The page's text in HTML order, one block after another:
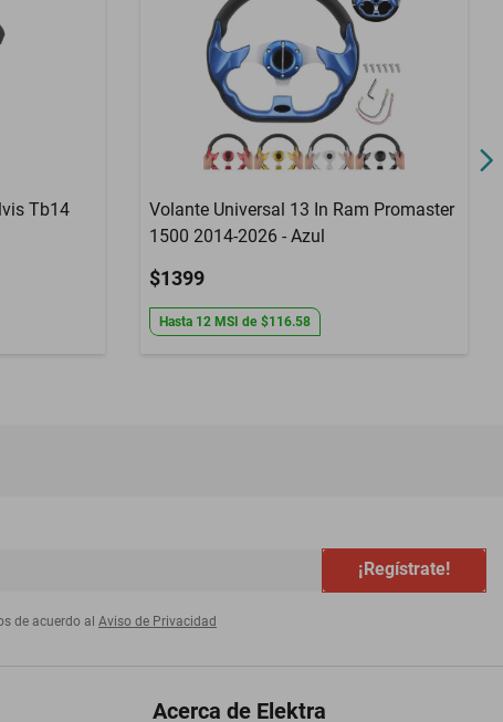
Tb14
Volante Universal 13 In Ram Promaster
1500 2014-2026 - Azul
$1399
Hasta 12 MSI de $116.58
¡Regístrate!
de acuerdo al Aviso de Privacidad
Acerca de Elektra